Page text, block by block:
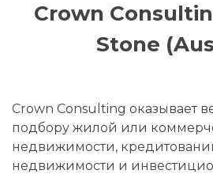
Crown
Stone
Crown Consulting оказывает
подбору жилой или
недвижимости,
недвижимости и